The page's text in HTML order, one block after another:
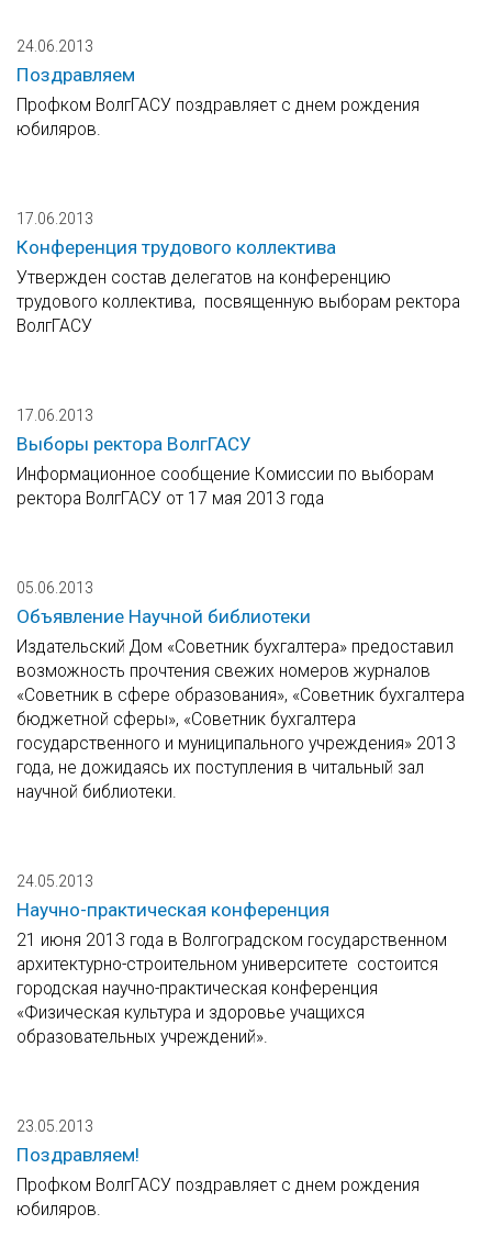
24.06.2013
Поздравляем
Профком ВолгГАСУ поздравляет с днем рождения
юбиляров.
17.06.2013
Конференция трудового коллектива
Утвержден состав делегатов на конференцию
трудового коллектива, посвященную выборам ректора
ВолгГАСУ
17.06.2013
Выборы ректора ВолгГАСУ
Информационное сообщение Комиссии по выборам
ректора ВолгГАСУ от 17 мая 2013 года
05.06.2013
Объявление Научной библиотеки
Издательский Дом «Советник бухгалтера» предоставил
возможность прочтения свежих номеров журналов
«Советник в сфере образования», «Советник бухгалтера
бюджетной сферы», «Советник бухгалтера
государственного и муниципального учреждения» 2013
года, не дожидаясь их поступления в читальный зал
научной библиотеки.
24.05.2013
Научно-практическая конференция
21 июня 2013 года в Волгоградском государственном
архитектурно-строительном университете состоится
городская научно-практическая конференция
«Физическая культура и здоровье учащихся
образовательных учреждений».
23.05.2013
Поздравляем!
Профком ВолгГАСУ поздравляет с днем рождения
юбиляров.